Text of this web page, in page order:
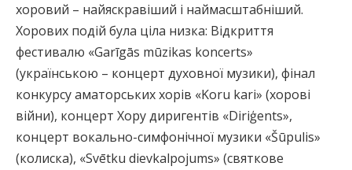
хоровий – найяскравіший і наймасштабніший.
Хорових подій була ціла низка: Відкриття
фестивалю «Garīgās mūzikas koncerts»
(українською – концерт духовної музики), фінал
конкурсу аматорських хорів «Koru kari» (хорові
війни), концерт Хору диригентів «Diriģents»,
концерт вокально-симфонічної музики «Šūpulis»
(колиска), «Svētku dievkalpojums» (святкове